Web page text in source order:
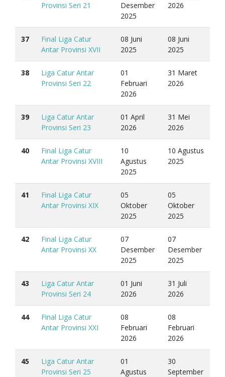
Provinsi Seri 21
Desember
2025
2026
37
Final Liga Catur
Antar Provinsi XVII
08 Juni
2025
08 Juni
2025
38
Liga Catur Antar
Provinsi Seri 22
01
Februari
2026
31 Maret
2026
39
Liga Catur Antar
Provinsi Seri 23
01 April
2026
31 Mei
2026
40
Final Liga Catur
Antar Provinsi XVIII
10
Agustus
2025
10 Agustus
2025
41
Final Liga Catur
Antar Provinsi XIX
05
Oktober
2025
05
Oktober
2025
42
Final Liga Catur
Antar Provinsi XX
07
Desember
2025
07
Desember
2025
43
Liga Catur Antar
Provinsi Seri 24
01 Juni
2026
31 Juli
2026
44
Final Liga Catur
Antar Provinsi XXI
08
Februari
2026
08
Februari
2026
45
Liga Catur Antar
Provinsi Seri 25
01
Agustus
30
September